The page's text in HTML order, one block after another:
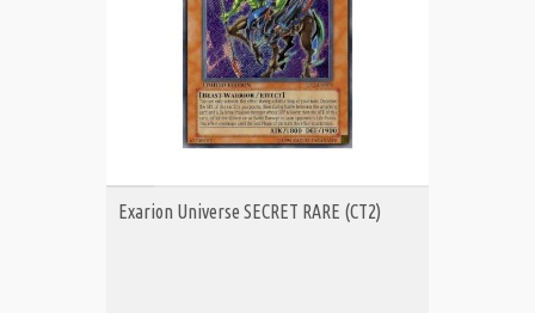
ΑΓΟΡΑ
Exarion Universe SECRET RARE (CT2)